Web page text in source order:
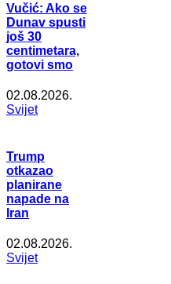
Vučić: Ako se
Dunav spusti
još 30
centimetara,
gotovi smo
02.08.2026.
Svijet
Trump
otkazao
planirane
napade na
Iran
02.08.2026.
Svijet